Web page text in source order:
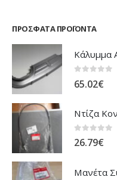
ΠΡΌΣΦΑΤΑ ΠΡΟΪΌΝΤΑ
Κάλυμμα
0out of 5
65.02€
Ντίζα
0out of 5
26.79€
Μανέτα